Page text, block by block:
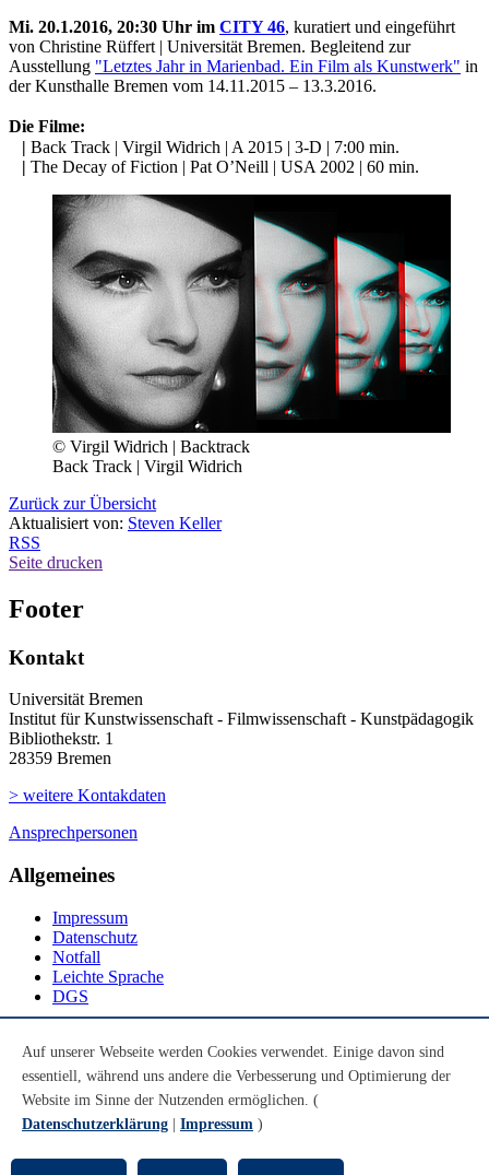
Mi. 20.1.2016, 20:30 Uhr im CITY 46, kuratiert und eingeführt
von Christine Rüffert | Universität Bremen. Begleitend zur
Ausstellung "Letztes Jahr in Marienbad. Ein Film als Kunstwerk" in
der Kunsthalle Bremen vom 14.11.2015 – 13.3.2016.
Die Filme:
| Back Track | Virgil Widrich | A 2015 | 3-D | 7:00 min.
| The Decay of Fiction | Pat O’Neill | USA 2002 | 60 min.
© Virgil Widrich | Backtrack
Back Track | Virgil Widrich
Zurück zur Übersicht
Aktualisiert von: Steven Keller
RSS
Seite drucken
Footer
Kontakt
Universität Bremen
Institut für Kunstwissenschaft - Filmwissenschaft - Kunstpädagogik
Bibliothekstr. 1
28359 Bremen
> weitere Kontakdaten
Ansprechpersonen
Allgemeines
Impressum
Datenschutz
Notfall
Leichte Sprache
DGS
Youtube
Instagram
LinkedIn
Auf unserer Webseite werden Cookies verwendet. Einige davon sind
essentiell, während uns andere die Verbesserung und Optimierung der
Website im Sinne der Nutzenden ermöglichen. (
Datenschutzerklärung
Impressum )